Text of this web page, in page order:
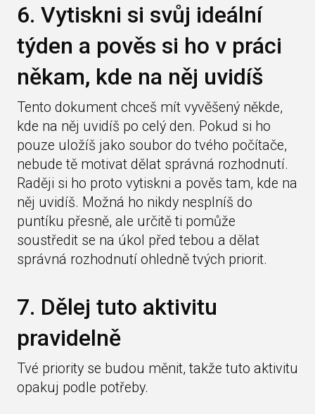
6. Vytiskni si svůj ideální
týden a pověs si ho v práci
někam, kde na něj uvidíš
Tento dokument chceš mít vyvěšený někde,
kde na něj uvidíš po celý den. Pokud si ho
pouze uložíš jako soubor do tvého počítače,
nebude tě motivat dělat správná rozhodnutí.
Raději si ho proto vytiskni a pověs tam, kde na
něj uvidíš. Možná ho nikdy nesplníš do
puntíku přesně, ale určitě ti pomůže
soustředit se na úkol před tebou a dělat
správná rozhodnutí ohledně tvých priorit.
7. Dělej tuto aktivitu
pravidelně
Tvé priority se budou měnit, takže tuto aktivitu
opakuj podle potřeby.